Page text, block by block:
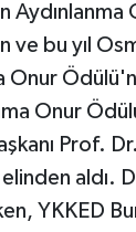
ve bu yıl
Onur
Onur
Prof.
aldı.
YKKED